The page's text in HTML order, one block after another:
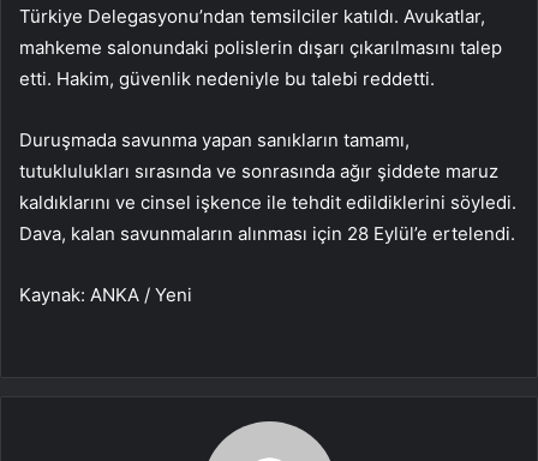
Türkiye Delegasyonu’ndan temsilciler katıldı. Avukatlar,
mahkeme salonundaki polislerin dışarı çıkarılmasını talep
etti. Hakim, güvenlik nedeniyle bu talebi reddetti.
Duruşmada savunma yapan sanıkların tamamı,
tutuklulukları sırasında ve sonrasında ağır şiddete maruz
kaldıklarını ve cinsel işkence ile tehdit edildiklerini söyledi.
Dava, kalan savunmaların alınması için 28 Eylül’e ertelendi.
Kaynak: ANKA / Yeni